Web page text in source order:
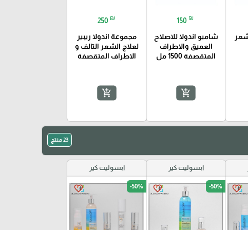
150 ₪
شامبو اندولا للاصلاح
العميق والاطراف
المتقصفة 1500 مل
add_shopping_cart
250 ₪
مجموعة اندولا ريبير
لعلاج الشعر التالف و
الاطراف المتقصفة
add_shopping_cart
23 منتج
favorite_border
ابسوليت كير
favorite_border -50%
ابسوليت كير
favorite_border -50%